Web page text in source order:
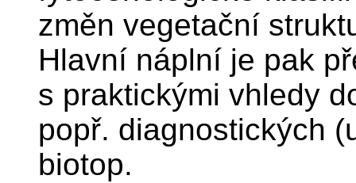
změn vegetační
Hlavní náplní je pak
s praktickými vhledy
popř. diagnostických
biotop.